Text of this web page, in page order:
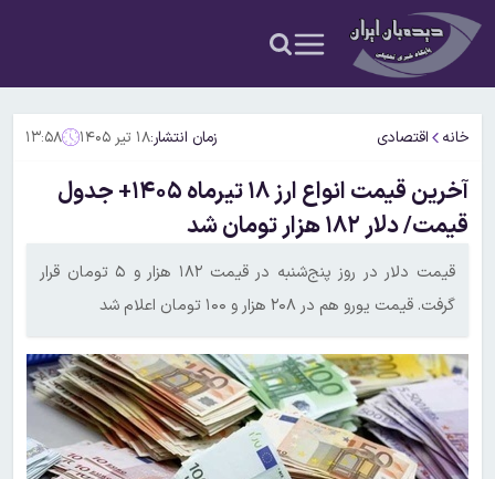
خانه اقتصادی زمان انتشار:۱۸ تیر ۱۴۰۵ ۱۳:۵۸
آخرین قیمت انواع ارز ۱۸ تیرماه ۱۴۰۵+ جدول
قیمت/ دلار ۱۸۲ هزار تومان شد
قیمت دلار در روز پنج‌شنبه در قیمت ۱۸۲ هزار و ۵ تومان قرار
گرفت. قیمت یورو هم در ۲۰۸ هزار و ۱۰۰ تومان اعلام شد